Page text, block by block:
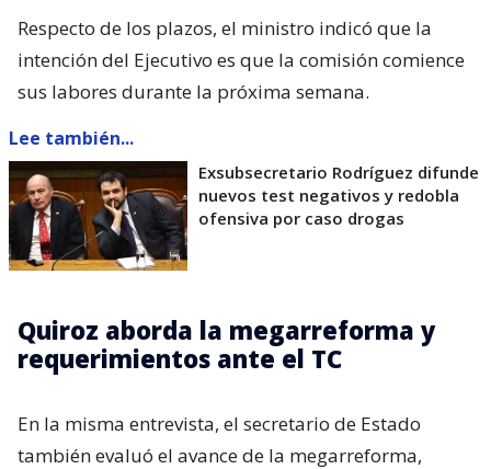
Respecto de los plazos, el ministro indicó que la
intención del Ejecutivo es que la comisión comience
sus labores durante la próxima semana.
Lee también...
Exsubsecretario Rodríguez difunde
nuevos test negativos y redobla
ofensiva por caso drogas
Quiroz aborda la megarreforma y
requerimientos ante el TC
En la misma entrevista, el secretario de Estado
también evaluó el avance de la megarreforma,